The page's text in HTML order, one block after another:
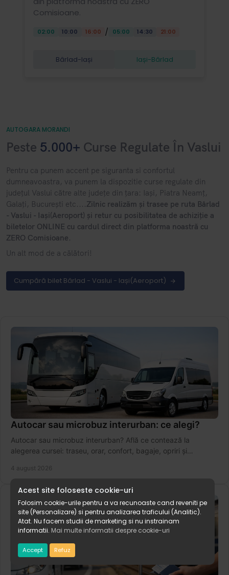
AUTOGARA MORANDI
Peste 5.000+ Curse Regulate În Vaslui
​Pentru ca punem accent pe siguranta si confortul
dumneavoastra, va punem la dispozitie curse regulate din
județul Vaslui către alte județe din țara: Iași, Piatra Neamț,
Galați, București etc....Zilnic realizăm și trasee pe ruta Bârlad
- Vaslui - Iași(Aeroport) și retur cu posibilitatea de achiziție a
biletelor ONLINE cu cardul direct din platforma noastră cu
ZERO Comisioane.
Un alt mod de a călători!
Cumpără bilet Bârlad - Vaslui - Iași(Aeroport)
Comisioane.
02:00 10:00 16:00 / 05:00 14:30 21:00
Bârlad-Iași Iași-Bârlad
Autocar sau microbuz interurban: ce alegi?
Autocar sau microbuz interurban? Află ce contează la
alegerea cursei: traseu, orar, confort, bagaje, opriri și
4 august 2026
Acest site foloseste cookie-uri
Folosim cookie-urile pentru a va recunoaste cand reveniti pe
site (Personalizare) si pentru analizarea traficului (Analitic).
Atat. Nu facem studii de marketing si nu instrainam
informatii. Mai multe informatii despre cookie-uri
Accept Refuz